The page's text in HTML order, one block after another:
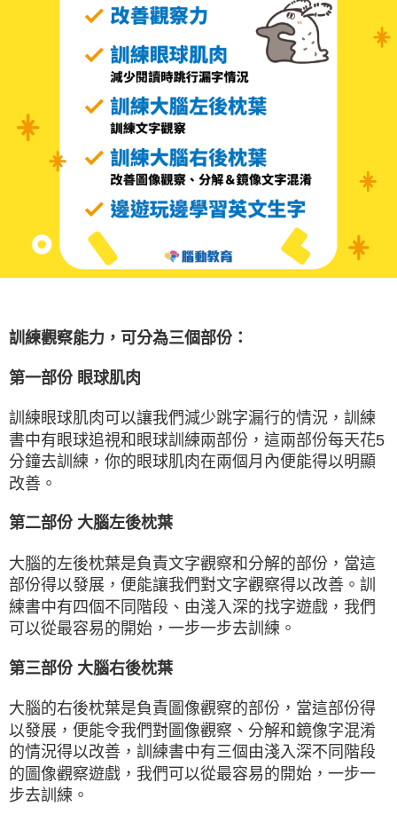
訓練觀察能力，可分為三個部份：
第一部份 眼球肌肉
訓練眼球肌肉可以讓我們減少跳字漏行的情況，訓練
書中有眼球追視和眼球訓練兩部份，這兩部份每天花5
分鐘去訓練，你的眼球肌肉在兩個月內便能得以明顯
改善。
第二部份 大腦左後枕葉
大腦的左後枕葉是負責文字觀察和分解的部份，當這
部份得以發展，便能讓我們對文字觀察得以改善。訓
練書中有四個不同階段、由淺入深的找字遊戲，我們
可以從最容易的開始，一步一步去訓練。
第三部份 大腦右後枕葉
大腦的右後枕葉是負責圖像觀察的部份，當這部份得
以發展，便能令我們對圖像觀察、分解和鏡像字混淆
的情況得以改善，訓練書中有三個由淺入深不同階段
的圖像觀察遊戲，我們可以從最容易的開始，一步一
步去訓練。